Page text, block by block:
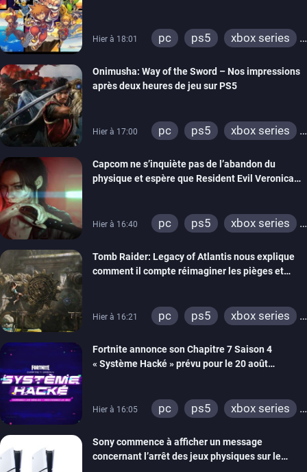
Hier à 18:01 pc ps5
xbox series
Onimusha: Way of the Sword – Nos impressions
après deux heures de jeu sur PS5
Hier à 17:00 pc ps5
xbox series
Capcom ne s’inquiète pas de l’abandon du
physique et espère que Resident Evil Veronica
Hier à 16:40 pc ps5
xbox series
Tomb Raider: Legacy of Atlantis nous explique
comment il compte réimaginer les pièges et
Hier à 16:21 pc ps5
xbox series
Fortnite annonce son Chapitre 7 Saison 4
« Système Hacké » prévu pour le 20 août
Hier à 16:05 pc ps5
xbox series
ps4
xbox one
switch 2
Sony commence à afficher un message
concernant l’arrêt des jeux physiques sur le